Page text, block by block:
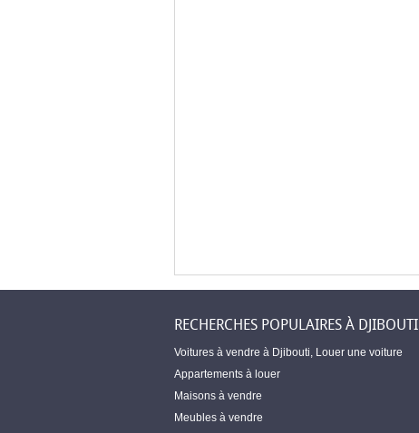
RECHERCHES POPULAIRES À DJIBOUTI
Voitures à vendre à Djibouti Louer une voiture
Appartements à louer
Maisons à vendre
Meubles à vendre